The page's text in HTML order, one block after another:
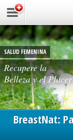
SALUD FEMENINA
Recupere la
Belleza y el Placer
BreastNat: